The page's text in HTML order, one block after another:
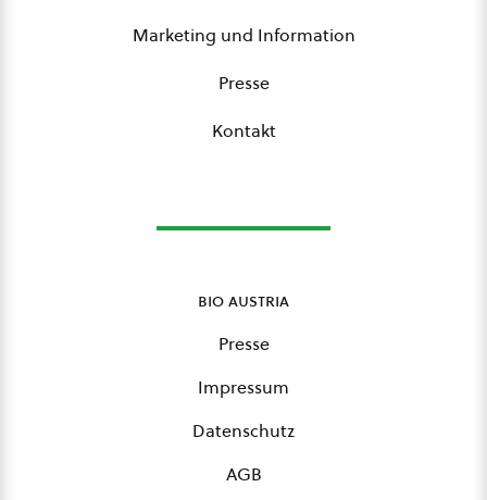
Marketing und Information
Presse
Kontakt
bio austria
Presse
Impressum
Datenschutz
AGB